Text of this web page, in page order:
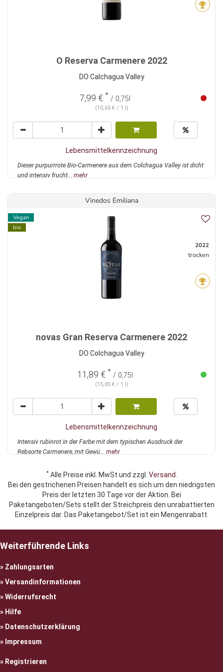
O Reserva Carmenere 2022
DO Calchagua Valley
7,99 € * / 0,75l
(10,65 € / 1 l)
Lebensmittelkennzeichnung
Dieser purpurrrote Bio-Carmenere aus dem Colchagua Valley ist dicht
und intensiv frucht... mehr
Vinedos Emiliana
Vegan
bio
2022
trocken
novas Gran Reserva Carmenere 2022
DO Colchagua Valley
11,89 € * / 0,75l
(15,85 € / 1 l)
Lebensmittelkennzeichnung
Intensiv rubinrot in der Farbe mit dem typischen Ausdruck der
Rebsorte Carmenere, mit Gewü... mehr
*Alle Preise inkl. MwSt und zzgl. Versand.
Bei den gestrichenen Preisen handelt es sich um den niedrigsten
Preis der letzten 30 Tage vor der Aktion. Bei
Paketangeboten/Sets stellt der Streichpreis den unrabattierten
Einzelpreis dar. Das Paketangebot/Set ist ein Mengenrabatt.
Weiterführende Links
Zahlungsarten
Versandinformationen
Widerrufsrecht
Hilfe
Datenschutzerklärung
Impressum
Registrieren